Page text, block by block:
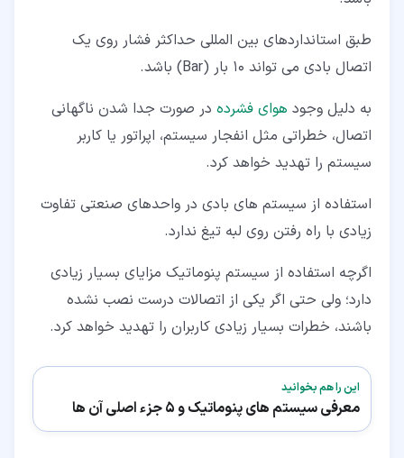
طبق استانداردهای بین المللی حداکثر فشار روی یک
اتصال بادی می تواند 10 بار (Bar) باشد.
به دلیل وجود هوای فشرده در صورت جدا شدن ناگهانی
اتصال، خطراتی مثل انفجار سیستم، اپراتور یا کاربر
سیستم را تهدید خواهد کرد.
استفاده از سیستم های بادی در واحدهای صنعتی تفاوت
زیادی با راه رفتن روی لبه تیغ ندارد.
اگرچه استفاده از سیستم پنوماتیک مزایای بسیار زیادی
دارد؛ ولی حتی اگر یکی از اتصالات درست نصب نشده
باشند، خطرات بسیار زیادی کاربران را تهدید خواهد کرد.
این را هم بخوانید
معرفی سیستم های پنوماتیک و 5 جزء اصلی آن ها